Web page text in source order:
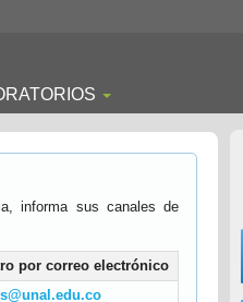
informa sus canales de
por correo electrónico